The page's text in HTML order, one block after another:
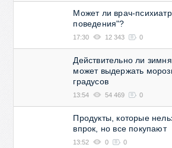
Может ли врач-психиатр
поведения"?
17:30 12 343 0
Действительно ли
может выдержать
градусов
13:54 54 469 0
Продукты, которые
впрок, но все покупают
13:52 0 0